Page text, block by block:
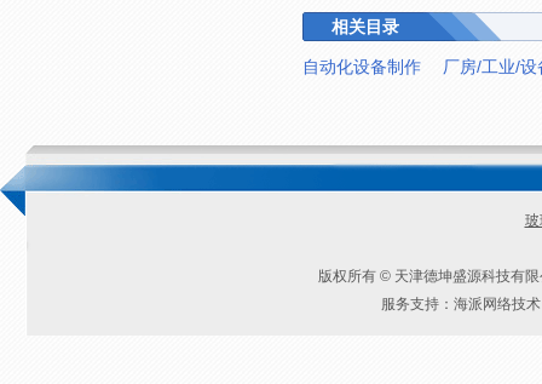
相关目录
自动化设备制作 厂房/工业/
版权所有 © 天津德坤盛源科技有
服务支持：海派网络技